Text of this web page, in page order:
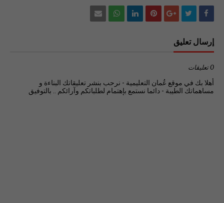
إرسال تعليق
0 تعليقات
أهلا بك في موقع عُمان التعليمية - نرحب بنشر تعليقاتك البناءة و
مساهماتك الطيبة - دائما نستمع بإهتمام لطلباتكم وآرائكم .. بالتوفيق